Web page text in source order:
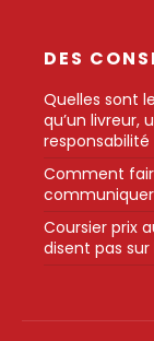
DES
Quelles sont
qu’un livreur,
responsabilité
Comment
Coursier prix
disent pas